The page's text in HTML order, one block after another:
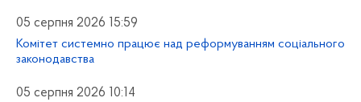
05 серпня 2026 15:59
Комітет системно працює над реформуванням соціального
законодавства
05 серпня 2026 10:14